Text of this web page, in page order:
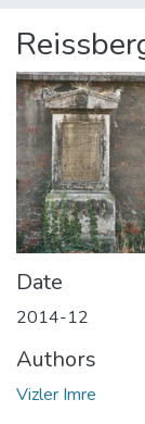
About us
Date
2014-12
Authors
Vizler Imre